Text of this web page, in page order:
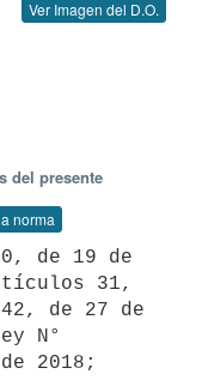
Ver Imagen del D.O.
del presente
norma
31,
de 27 de
N°
2018;